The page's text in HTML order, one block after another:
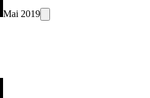
Mai 2019